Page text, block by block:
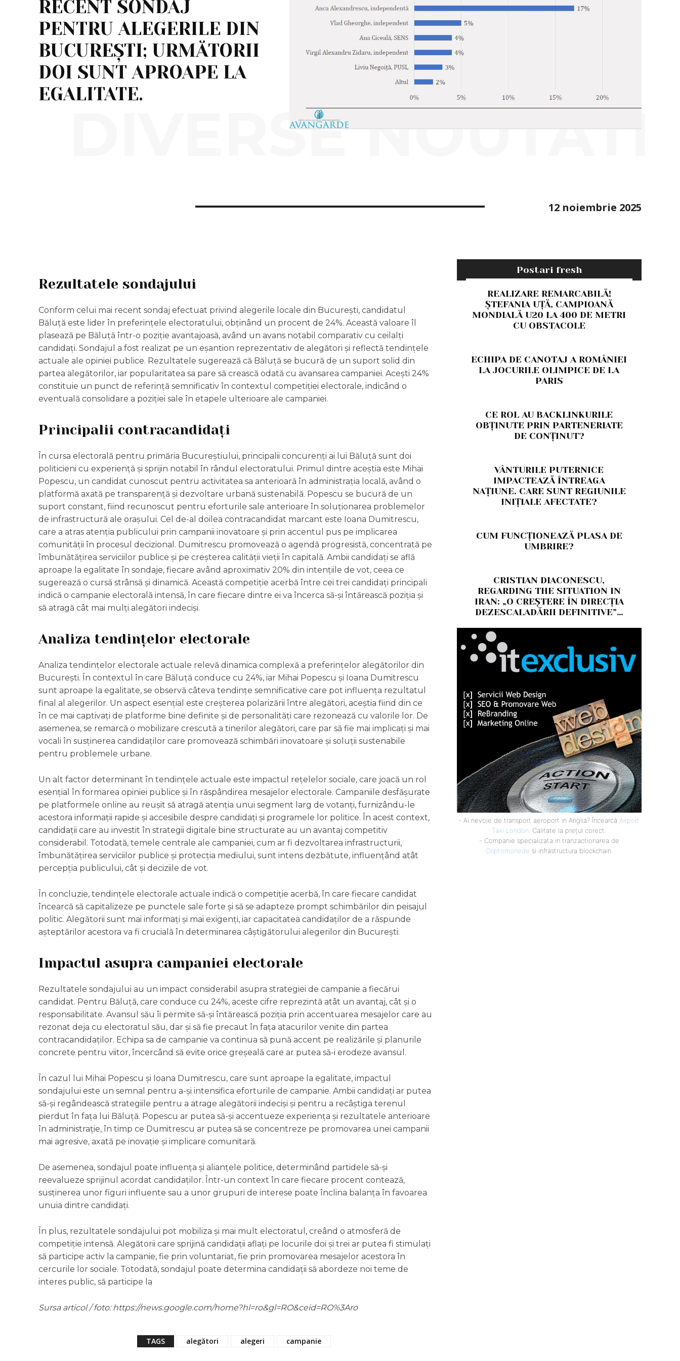
RECENT SONDAJ
PENTRU ALEGERILE DIN
BUCUREȘTI; URMĂTORII
DOI SUNT APROAPE LA
EGALITATE.
DIVERSE NOUTATI
12 noiembrie 2025
Rezultatele sondajului
Conform celui mai recent sondaj efectuat privind alegerile locale din București, candidatul
Băluță este lider în preferințele electoratului, obținând un procent de 24%. Această valoare îl
plasează pe Băluță într-o poziție avantajoasă, având un avans notabil comparativ cu ceilalți
candidați. Sondajul a fost realizat pe un eșantion reprezentativ de alegători și reflectă tendințele
actuale ale opiniei publice. Rezultatele sugerează că Băluță se bucură de un suport solid din
partea alegătorilor, iar popularitatea sa pare să crească odată cu avansarea campaniei. Acești 24%
constituie un punct de referință semnificativ în contextul competiției electorale, indicând o
eventuală consolidare a poziției sale în etapele ulterioare ale campaniei.
Principalii contracandidați
În cursa electorală pentru primăria Bucureștiului, principalii concurenți ai lui Băluță sunt doi
politicieni cu experiență și sprijin notabil în rândul electoratului. Primul dintre aceștia este Mihai
Popescu, un candidat cunoscut pentru activitatea sa anterioară în administrația locală, având o
platformă axată pe transparență și dezvoltare urbană sustenabilă. Popescu se bucură de un
suport constant, fiind recunoscut pentru eforturile sale anterioare în soluționarea problemelor
de infrastructură ale orașului. Cel de-al doilea contracandidat marcant este Ioana Dumitrescu,
care a atras atenția publicului prin campanii inovatoare și prin accentul pus pe implicarea
comunității în procesul decizional. Dumitrescu promovează o agendă progresistă, concentrată pe
îmbunătățirea serviciilor publice și pe creșterea calității vieții în capitală. Ambii candidați se află
aproape la egalitate în sondaje, fiecare având aproximativ 20% din intențiile de vot, ceea ce
sugerează o cursă strânsă și dinamică. Această competiție acerbă între cei trei candidați principali
indică o campanie electorală intensă, în care fiecare dintre ei va încerca să-și întărească poziția și
să atragă cât mai mulți alegători indeciși.
Analiza tendințelor electorale
Analiza tendințelor electorale actuale relevă dinamica complexă a preferințelor alegătorilor din
București. În contextul în care Băluță conduce cu 24%, iar Mihai Popescu și Ioana Dumitrescu
sunt aproape la egalitate, se observă câteva tendințe semnificative care pot influența rezultatul
final al alegerilor. Un aspect esențial este creșterea polarizării între alegători, aceștia fiind din ce
în ce mai captivați de platforme bine definite și de personalități care rezonează cu valorile lor. De
asemenea, se remarcă o mobilizare crescută a tinerilor alegători, care par să fie mai implicați și mai
vocali în susținerea candidaților care promovează schimbări inovatoare și soluții sustenabile
pentru problemele urbane.
Un alt factor determinant în tendințele actuale este impactul rețelelor sociale, care joacă un rol
esențial în formarea opiniei publice și în răspândirea mesajelor electorale. Campaniile desfășurate
pe platformele online au reușit să atragă atenția unui segment larg de votanți, furnizându-le
acestora informații rapide și accesibile despre candidați și programele lor politice. În acest context,
candidații care au investit în strategii digitale bine structurate au un avantaj competitiv
considerabil. Totodată, temele centrale ale campaniei, cum ar fi dezvoltarea infrastructurii,
îmbunătățirea serviciilor publice și protecția mediului, sunt intens dezbătute, influențând atât
percepția publicului, cât și deciziile de vot.
În concluzie, tendințele electorale actuale indică o competiție acerbă, în care fiecare candidat
încearcă să capitalizeze pe punctele sale forte și să se adapteze prompt schimbărilor din peisajul
politic. Alegătorii sunt mai informați și mai exigenți, iar capacitatea candidaților de a răspunde
așteptărilor acestora va fi crucială în determinarea câștigătorului alegerilor din București.
Impactul asupra campaniei electorale
Rezultatele sondajului au un impact considerabil asupra strategiei de campanie a fiecărui
candidat. Pentru Băluță, care conduce cu 24%, aceste cifre reprezintă atât un avantaj, cât și o
responsabilitate. Avansul său îi permite să-și întărească poziția prin accentuarea mesajelor care au
rezonat deja cu electoratul său, dar și să fie precaut în fața atacurilor venite din partea
contracandidaților. Echipa sa de campanie va continua să pună accent pe realizările și planurile
concrete pentru viitor, încercând să evite orice greșeală care ar putea să-i erodeze avansul.
În cazul lui Mihai Popescu și Ioana Dumitrescu, care sunt aproape la egalitate, impactul
sondajului este un semnal pentru a-și intensifica eforturile de campanie. Ambii candidați ar putea
să-și regândească strategiile pentru a atrage alegătorii indeciși și pentru a recâștiga terenul
pierdut în fața lui Băluță. Popescu ar putea să-și accentueze experiența și rezultatele anterioare
în administrație, în timp ce Dumitrescu ar putea să se concentreze pe promovarea unei campanii
mai agresive, axată pe inovație și implicare comunitară.
De asemenea, sondajul poate influența și alianțele politice, determinând partidele să-și
reevalueze sprijinul acordat candidaților. Într-un context în care fiecare procent contează,
susținerea unor figuri influente sau a unor grupuri de interese poate înclina balanța în favoarea
unuia dintre candidați.
În plus, rezultatele sondajului pot mobiliza și mai mult electoratul, creând o atmosferă de
competiție intensă. Alegătorii care sprijină candidații aflați pe locurile doi și trei ar putea fi stimulați
să participe activ la campanie, fie prin voluntariat, fie prin promovarea mesajelor acestora în
cercurile lor sociale. Totodată, sondajul poate determina candidații să abordeze noi teme de
interes public, să participe la
Sursa articol / foto: https://news.google.com/home?hl=ro&gl=RO&ceid=RO%3Aro
TAGS alegători alegeri campanie
Postari fresh
REALIZARE REMARCABILĂ!
ȘTEFANIA UȚĂ, CAMPIOANĂ
MONDIALĂ U20 LA 400 DE METRI
CU OBSTACOLE
ECHIPA DE CANOTAJ A ROMÂNIEI
LA JOCURILE OLIMPICE DE LA
PARIS
CE ROL AU BACKLINKURILE
OBȚINUTE PRIN PARTENERIATE
DE CONȚINUT?
VÂNTURILE PUTERNICE
IMPACTEAZĂ ÎNTREAGA
NAȚIUNE. CARE SUNT REGIUNILE
INIȚIALE AFECTATE?
CUM FUNCȚIONEAZĂ PLASA DE
UMBRIRE?
CRISTIAN DIACONESCU,
REGARDING THE SITUATION IN
IRAN: „O CREȘTERE ÎN DIRECȚIA
DEZESCALADĂRII DEFINITIVE”…
- Ai nevoie de transport aeroport in Anglia? ÎncearcăAirport
Taxi London. Calitate la prețul corect.
- Companie specializata in tranzactionarea de
Criptomonede si infrastructura blockchain.